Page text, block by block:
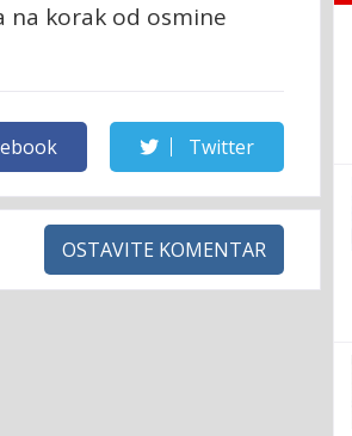
na korak od osmine
Twitter
OSTAVITE KOMENTAR